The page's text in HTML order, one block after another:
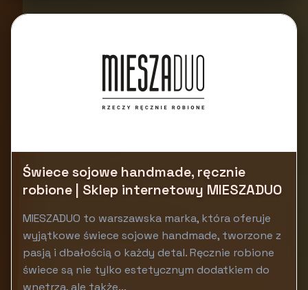
Świece sojowe handmade, ręcznie
robione | Sklep internetowy MIESZADUO
MIESZADUO to warszawska marka, która oferuje
wyjątkowe świece sojowe handmade, tworzone z
pasją i dbałością o każdy detal. Ręcznie robione
świece są nie tylko estetycznym dodatkiem do
wnętrza, ale także...